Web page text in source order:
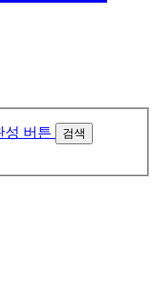
검색